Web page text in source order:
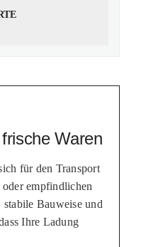
Waren
für den Transport
empfindlichen
Bauweise und
Ihre Ladung